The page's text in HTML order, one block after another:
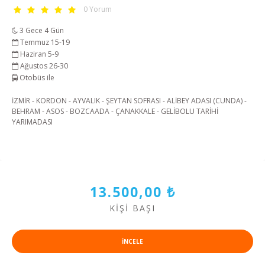
0 Yorum
3 Gece 4 Gün
Temmuz 15-19
Haziran 5-9
Ağustos 26-30
Otobüs ile
İZMİR - KORDON - AYVALIK - ŞEYTAN SOFRASI - ALİBEY ADASI (CUNDA) -
BEHRAM - ASOS - BOZCAADA - ÇANAKKALE - GELİBOLU TARİHİ
YARIMADASI
13.500,00 ₺
KIŞI BAŞI
INCELE